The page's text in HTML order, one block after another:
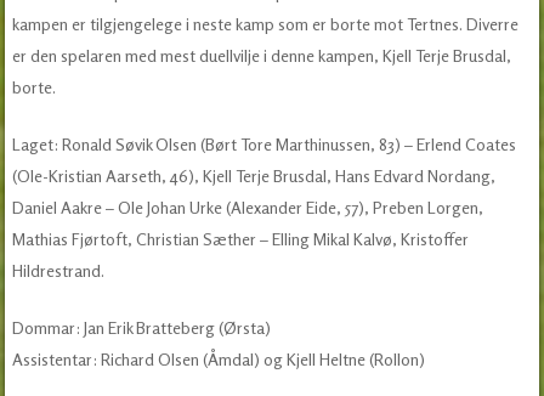
kampen er tilgjengelege i neste kamp som er borte mot Tertnes. Diverre
er den spelaren med mest duellvilje i denne kampen, Kjell Terje Brusdal,
borte.
Laget: Ronald Søvik Olsen (Børt Tore Marthinussen, 83) – Erlend Coates
(Ole-Kristian Aarseth, 46), Kjell Terje Brusdal, Hans Edvard Nordang,
Daniel Aakre – Ole Johan Urke (Alexander Eide, 57), Preben Lorgen,
Mathias Fjørtoft, Christian Sæther – Elling Mikal Kalvø, Kristoffer
Hildrestrand.
Dommar: Jan Erik Bratteberg (Ørsta)
Assistentar: Richard Olsen (Åmdal) og Kjell Heltne (Rollon)